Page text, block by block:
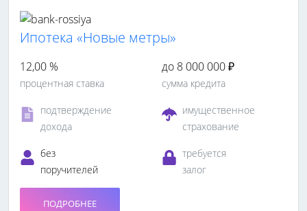
Ипотека «Новые метры»
12,00 %
процентная ставка
до 8 000 000 ₽
сумма кредита
подтверждение
дохода
имущественное
страхование
без
поручителей
требуется
залог
ПОДРОБНЕЕ